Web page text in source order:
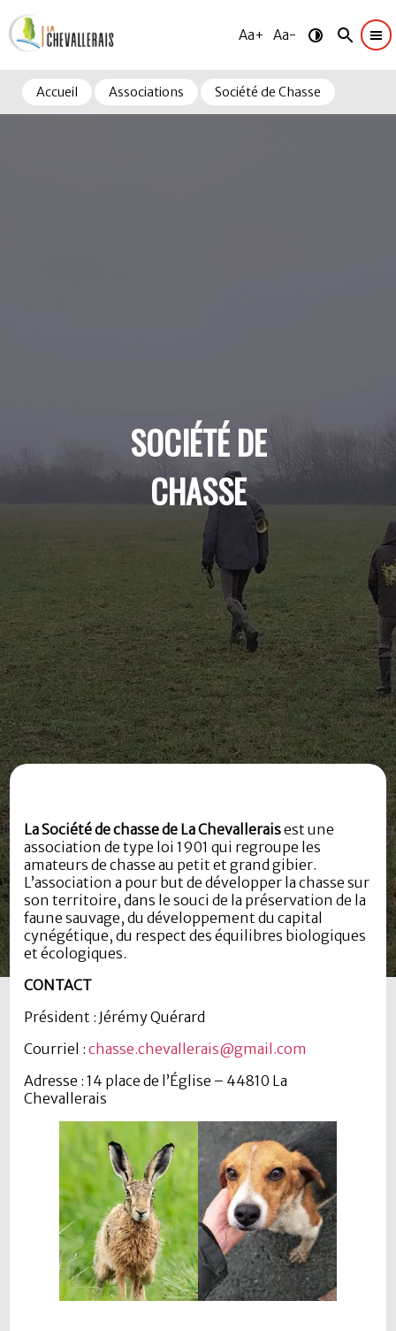
Aa+ Aa-
Accueil Associations Société de Chasse
SOCIÉTÉ DE
CHASSE
La Société de chasse de La Chevalleraisest une
association de type loi 1901 qui regroupe les
amateurs de chasse au petit et grand gibier.
L’association a pour but de développer la chasse sur
son territoire, dans le souci de la préservation de la
faune sauvage, du développement du capital
cynégétique, du respect des équilibres biologiques
et écologiques.
CONTACT
Président : Jérémy Quérard
Courriel :chasse.chevallerais@gmail.com
Adresse : 14 place de l’Église – 44810 La
Chevallerais